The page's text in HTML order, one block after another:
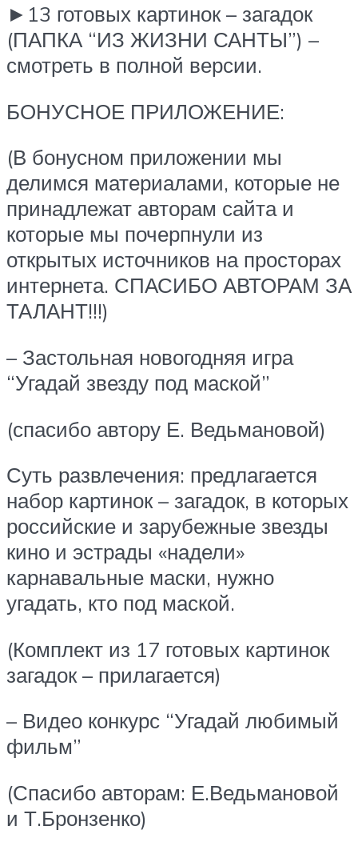
►13 готовых картинок – загадок
(ПАПКА “ИЗ ЖИЗНИ САНТЫ”) –
смотреть в полной версии.
БОНУСНОЕ ПРИЛОЖЕНИЕ:
(В бонусном приложении мы
делимся материалами, которые не
принадлежат авторам сайта и
которые мы почерпнули из
открытых источников на просторах
интернета. СПАСИБО АВТОРАМ ЗА
ТАЛАНТ!!!)
– Застольная новогодняя игра
“Угадай звезду под маской”
(спасибо автору Е. Ведьмановой)
Суть развлечения: предлагается
набор картинок – загадок, в которых
российские и зарубежные звезды
кино и эстрады «надели»
карнавальные маски, нужно
угадать, кто под маской.
(Комплект из 17 готовых картинок
загадок – прилагается)
– Видео конкурс “Угадай любимый
фильм”
(Спасибо авторам: Е.Ведьмановой
и Т.Бронзенко)